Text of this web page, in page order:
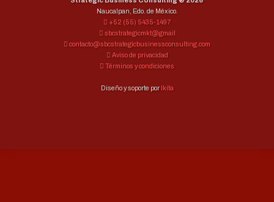
Naucalpan, Edo. de México.
+52 (55) 5435-1497
sbcstrategicmkt@gmail
contacto@sbcstrategicbusinessconsulting.com
Aviso de privacidad
Términos y condiciones
Diseño y soporte por Ikita